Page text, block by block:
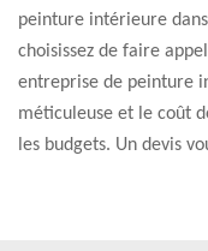
peinture intérieure
choisissez de faire
entreprise de peinture
méticuleuse et le coût
les budgets. Un devis